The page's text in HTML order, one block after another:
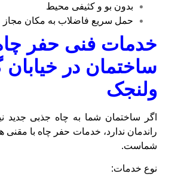
بدون بو و کثیفی محیط
حمل سریع فاضلاب به مکان مجاز
خدمات فنی حفر
ساختمان در خیابان
ولنجک
اگر ساختمان شما به چاه جذبی جدید
راندمان ندارد، خدمات حفر چاه با
شماست.
نوع خدمات: